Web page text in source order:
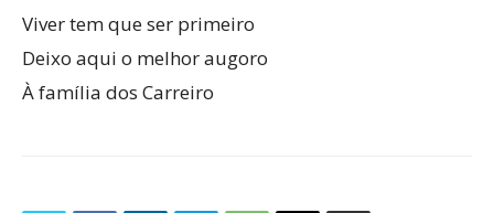
Viver tem que ser primeiro
Deixo aqui o melhor augoro
À família dos Carreiro